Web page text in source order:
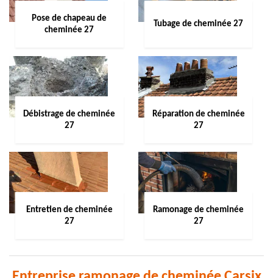
Pose de chapeau de
cheminée 27
Tubage de cheminée 27
Débistrage de cheminée
27
Réparation de cheminée
27
Entretien de cheminée
27
Ramonage de cheminée
27